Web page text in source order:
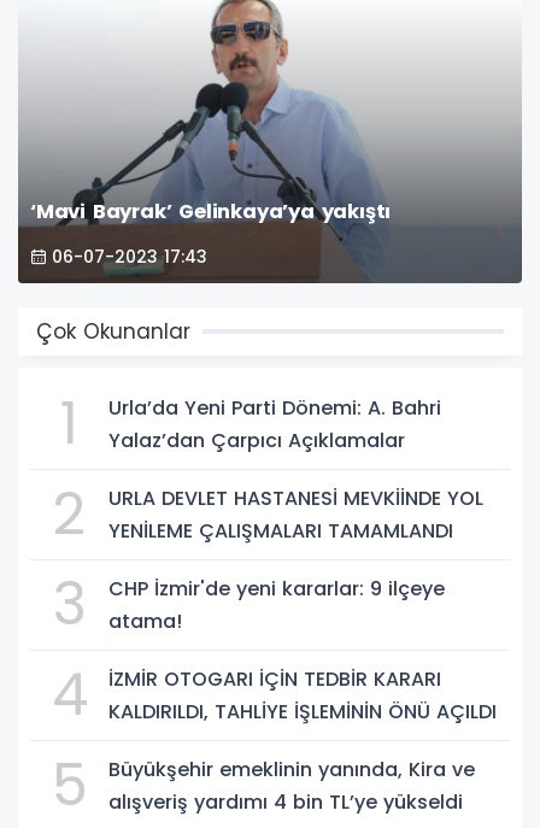
‘Mavi Bayrak’ Gelinkaya’ya yakıştı
06-07-2023 17:43
Çok Okunanlar
1
Urla’da Yeni Parti Dönemi: A. Bahri
Yalaz’dan Çarpıcı Açıklamalar
2
URLA DEVLET HASTANESİ MEVKİİNDE YOL
YENİLEME ÇALIŞMALARI TAMAMLANDI
3
CHP İzmir'de yeni kararlar: 9 ilçeye
atama!
4
İZMİR OTOGARI İÇİN TEDBİR KARARI
KALDIRILDI, TAHLİYE İŞLEMİNİN ÖNÜ AÇILDI
5
Büyükşehir emeklinin yanında, Kira ve
alışveriş yardımı 4 bin TL’ye yükseldi